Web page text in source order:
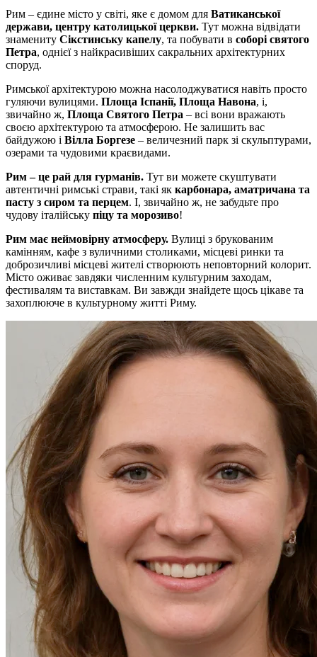
Рим – єдине місто у світі, яке є домом для Ватиканської
держави, центру католицької церкви. Тут можна відвідати
знамениту Сікстинську капелу, та побувати в соборі святого
Петра, однієї з найкрасивіших сакральних архітектурних
споруд.
Римської архітектурою можна насолоджуватися навіть просто
гуляючи вулицями. Площа Іспанії, Площа Навона, і,
звичайно ж, Площа Святого Петра – всі вони вражають
своєю архітектурою та атмосферою. Не залишить вас
байдужою і Вілла Боргезе – величезний парк зі скульптурами,
озерами та чудовими краєвидами.
Рим – це рай для гурманів. Тут ви можете скуштувати
автентичні римські страви, такі як карбонара, аматричана та
пасту з сиром та перцем. І, звичайно ж, не забудьте про
чудову італійську піцу та морозиво!
Рим має неймовірну атмосферу. Вулиці з брукованим
камінням, кафе з вуличними столиками, місцеві ринки та
доброзичливі місцеві жителі створюють неповторний колорит.
Місто оживає завдяки численним культурним заходам,
фестивалям та виставкам. Ви завжди знайдете щось цікаве та
захоплююче в культурному житті Риму.